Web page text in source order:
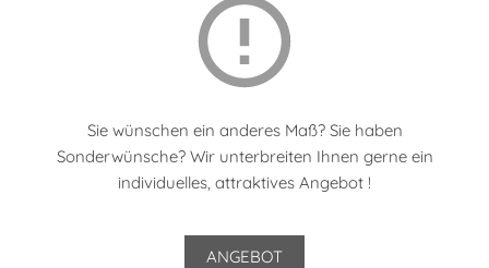
Sie wünschen ein anderes Maß? Sie haben
Sonderwünsche? Wir unterbreiten Ihnen gerne ein
individuelles, attraktives Angebot !
ANGEBOT